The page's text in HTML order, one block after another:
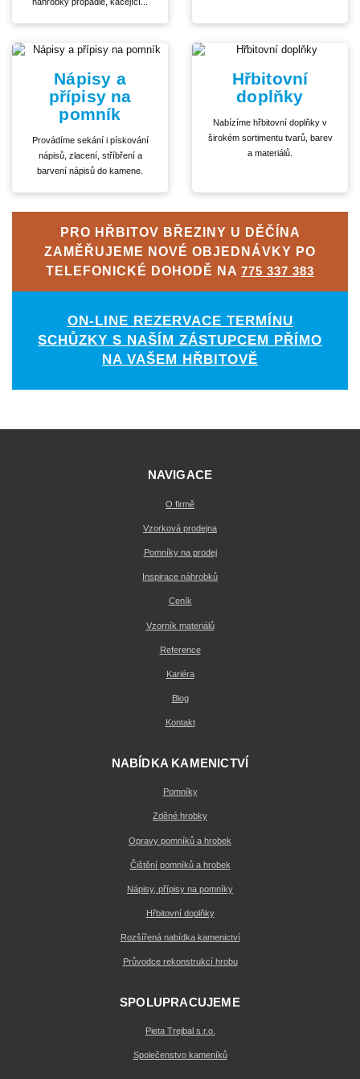
Nápisy a
přípisy na
pomník
Provádíme sekání i pískování
nápisů, zlacení, stříbření a
barvení nápisů do kamene.
Hřbitovní
doplňky
Nabízíme hřbitovní doplňky v
širokém sortimentu tvarů, barev
a materiálů.
PRO HŘBITOV BŘEZINY U DĚČÍNA
ZAMĚŘUJEME NOVÉ OBJEDNÁVKY PO
TELEFONICKÉ DOHODĚ NA 775 337 383
ON-LINE REZERVACE TERMÍNU
SCHŮZKY S NAŠÍM ZÁSTUPCEM PŘÍMO
NA VAŠEM HŘBITOVĚ
NAVIGACE
O firmě
Vzorková prodejna
Pomníky na prodej
Inspirace náhrobků
Ceník
Vzorník materiálů
Reference
Kariéra
Blog
Kontakt
NABÍDKA KAMENICTVÍ
Pomníky
Zděné hrobky
Opravy pomníků a hrobek
Čištění pomníků a hrobek
Nápisy, přípisy na pomníky
Hřbitovní doplňky
Rozšířená nabídka kamenictví
Průvodce rekonstrukcí hrobu
SPOLUPRACUJEME
Pieta Trejbal s.r.o.
Společenstvo kameníků